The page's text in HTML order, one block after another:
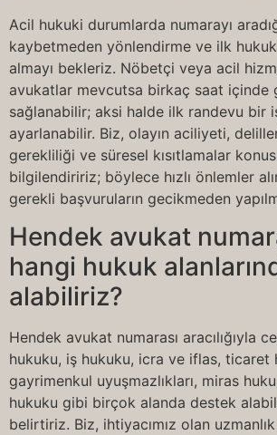
Acil hukuki durumlarda numarayı
kaybetmeden yönlendirme ve ilk
almayı bekleriz. Nöbetçi veya acil
avukatlar mevcutsa birkaç saat içinde
sağlanabilir; aksi halde ilk randevu bir
ayarlanabilir. Biz, olayın aciliyeti,
gerekliliği ve süresel kısıtlamalar
bilgilendiririz; böylece hızlı önlemler
gerekli başvuruların gecikmeden
Hendek avukat
hangi hukuk
alabiliriz?
Hendek avukat numarası aracılığıyla
hukuku, iş hukuku, icra ve iflas, ticaret
gayrimenkul uyuşmazlıkları, miras
hukuku gibi birçok alanda destek
belirtiriz. Biz, ihtiyacımız olan uzmanlık